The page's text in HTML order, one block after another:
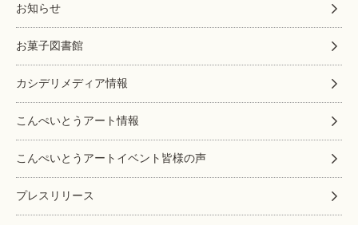
お知らせ
お菓子図書館
カシデリメディア情報
こんぺいとうアート情報
こんぺいとうアートイベント皆様の声
プレスリリース